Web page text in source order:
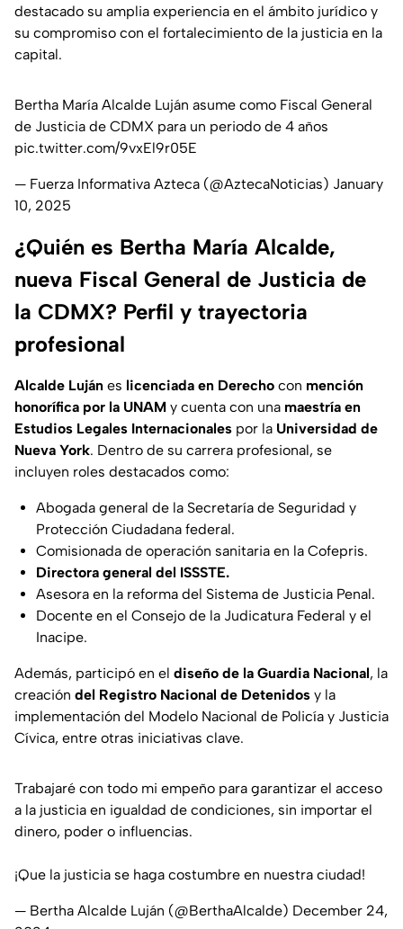
destacado su amplia experiencia en el ámbito jurídico y
su compromiso con el fortalecimiento de la justicia en la
capital.
Bertha María Alcalde Luján asume como Fiscal General
de Justicia de CDMX para un periodo de 4 años
pic.twitter.com/9vxEl9r05E
— Fuerza Informativa Azteca (@AztecaNoticias) January
10, 2025
¿Quién es Bertha María Alcalde,
nueva Fiscal General de Justicia de
la CDMX? Perfil y trayectoria
profesional
Alcalde Luján es licenciada en Derecho con mención
honorífica por la UNAM y cuenta con una maestría en
Estudios Legales Internacionales por la Universidad de
Nueva York. Dentro de su carrera profesional, se
incluyen roles destacados como:
Abogada general de la Secretaría de Seguridad y
Protección Ciudadana federal.
Comisionada de operación sanitaria en la Cofepris.
Directora general del ISSSTE.
Asesora en la reforma del Sistema de Justicia Penal.
Docente en el Consejo de la Judicatura Federal y el
Inacipe.
Además, participó en el diseño de la Guardia Nacional, la
creación del Registro Nacional de Detenidos y la
implementación del Modelo Nacional de Policía y Justicia
Cívica, entre otras iniciativas clave.
Trabajaré con todo mi empeño para garantizar el acceso
a la justicia en igualdad de condiciones, sin importar el
dinero, poder o influencias.
¡Que la justicia se haga costumbre en nuestra ciudad!
— Bertha Alcalde Luján (@BerthaAlcalde) December 24,